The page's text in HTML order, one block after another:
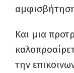
Και μια
την